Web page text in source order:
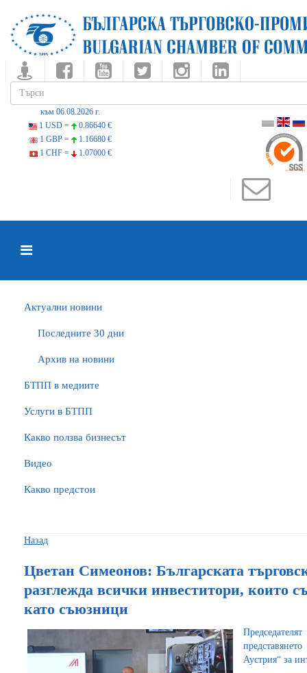
към 06.08.2026 г.
1 USD =
0.86640 €
1 GBP =
1.16680 €
1 CHF =
1.07000 €
Актуални новини
Последните 30 дни
Архив на новини
БTПП в медиите
Услуги в БТПП
Какво ползва бизнесът
Видео
Какво предстои
Назад
Цветан Симеонов: Българската
разглежда всички инвеститори, които
като съюзници
Аустрия“ за